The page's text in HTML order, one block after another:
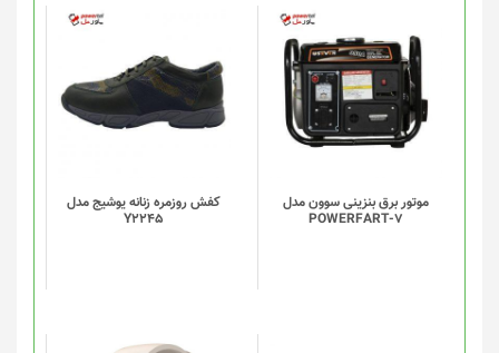
محصول
شوند
موتور برق بنزینی سوون مدل
POWERFART-7
کفش روزمره زنانه یوشیج مدل
Y2245